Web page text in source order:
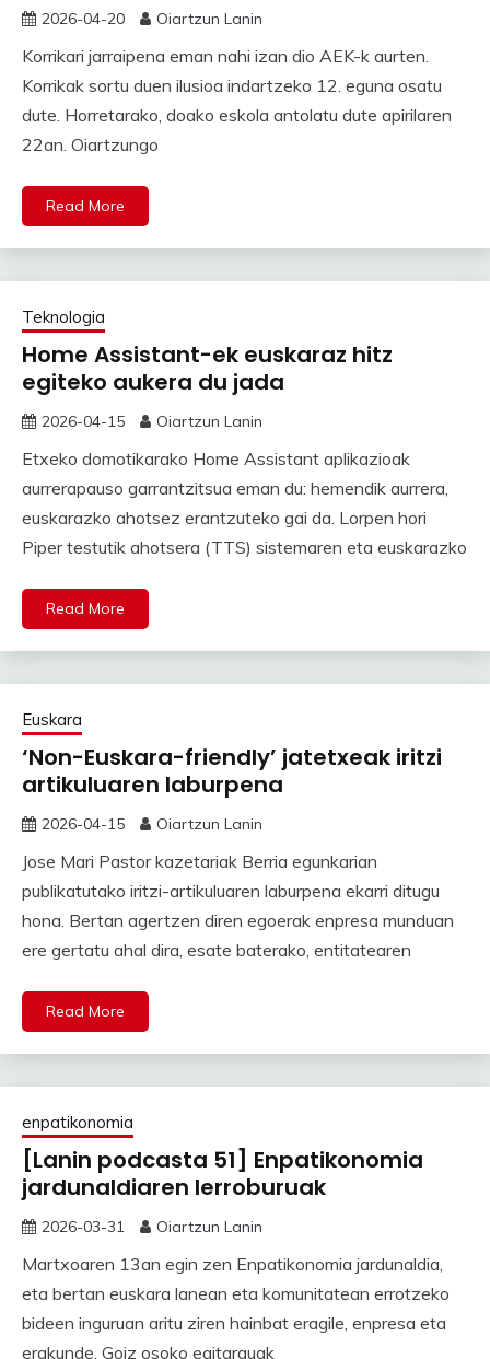
2026-04-20 Oiartzun Lanin
Korrikari jarraipena eman nahi izan dio AEK-k aurten.
Korrikak sortu duen ilusioa indartzeko 12. eguna osatu
dute. Horretarako, doako eskola antolatu dute apirilaren
22an. Oiartzungo
Read More
Teknologia
Home Assistant-ek euskaraz hitz
egiteko aukera du jada
2026-04-15 Oiartzun Lanin
Etxeko domotikarako Home Assistant aplikazioak
aurrerapauso garrantzitsua eman du: hemendik aurrera,
euskarazko ahotsez erantzuteko gai da. Lorpen hori
Piper testutik ahotsera (TTS) sistemaren eta euskarazko
Read More
Euskara
‘Non-Euskara-friendly’ jatetxeak iritzi
artikuluaren laburpena
2026-04-15 Oiartzun Lanin
Jose Mari Pastor kazetariak Berria egunkarian
publikatutako iritzi-artikuluaren laburpena ekarri ditugu
hona. Bertan agertzen diren egoerak enpresa munduan
ere gertatu ahal dira, esate baterako, entitatearen
Read More
enpatikonomia
[Lanin podcasta 51] Enpatikonomia
jardunaldiaren lerroburuak
2026-03-31 Oiartzun Lanin
Martxoaren 13an egin zen Enpatikonomia jardunaldia,
eta bertan euskara lanean eta komunitatean errotzeko
bideen inguruan aritu ziren hainbat eragile, enpresa eta
erakunde. Goiz osoko egitarauak